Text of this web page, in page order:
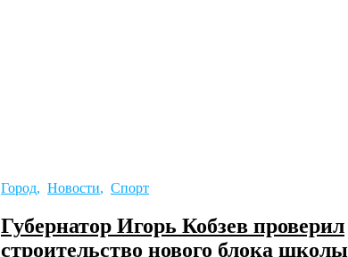
Город, Новости, Спорт
Губернатор Игорь Кобзев проверил
строительство нового блока школы